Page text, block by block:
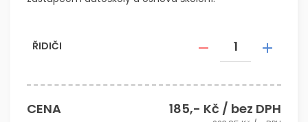
ŘIDIČI
CENA 185,- Kč / bez DPH